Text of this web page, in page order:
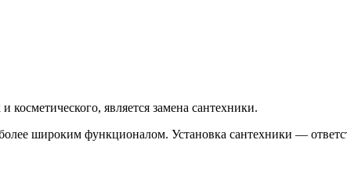
является замена сантехники.
широким функционалом. Установка сантехники —